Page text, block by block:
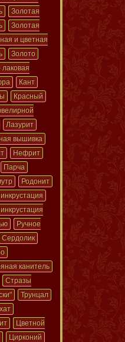
Золотая
Золотая
и цветная
Золото
Кант
Красный
Лазурит
вышивка
Нефрит
Парча
Родонит
Ручное
Сердолик
канитель
Стразы
Трунцал
Цветной
Цирконий